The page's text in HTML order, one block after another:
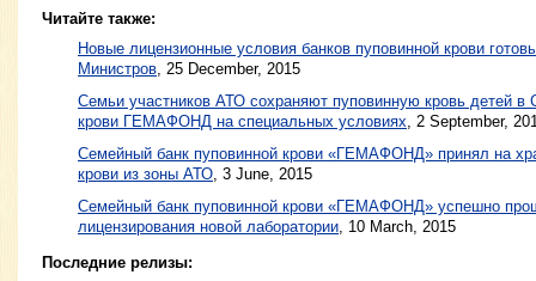
Читайте также:
Новые лицензионные условия банков пуповинной крови
Министров 25 December, 2015
Семьи участников АТО сохраняют пуповинную кровь детей в
крови ГЕМАФОНД на специальных условиях
2 September,
Семейный банк пуповинной крови «ГЕМАФОНД» принял на
крови из зоны АТО, 3 June, 2015
Семейный банк пуповинной крови «ГЕМАФОНД» успешно
лицензирования новой лаборатории, 10 March, 2015
Последние релизы: